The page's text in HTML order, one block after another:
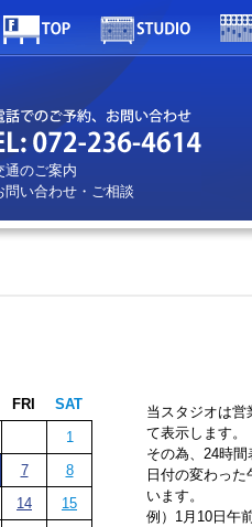
通のご案内
問い合わせ・ご相談
当スタジオは営
て表示します。
その為、24時
日付の変わっ
います。
例）1月10日午
FRI
SAT
1
7
8
14
15